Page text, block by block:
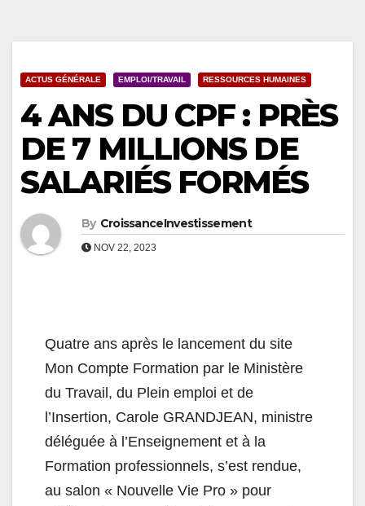
ACTUS GÉNÉRALE EMPLOI/TRAVAIL RESSOURCES HUMAINES
4 ANS DU CPF : PRÈS
DE 7 MILLIONS DE
SALARIÉS FORMÉS
By CroissanceInvestissement
NOV 22, 2023
Quatre ans après le lancement du site
Mon Compte Formation par le Ministère
du Travail, du Plein emploi et de
l’Insertion, Carole GRANDJEAN, ministre
déléguée à l’Enseignement et à la
Formation professionnels, s’est rendue,
au salon « Nouvelle Vie Pro » pour